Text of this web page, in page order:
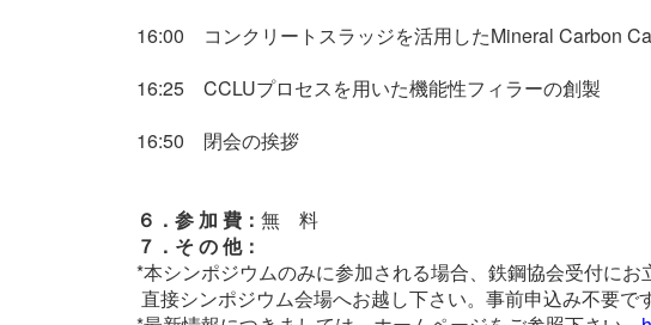
16:00 コンクリートスラッジを活用したMineral Carbon
16:25 CCLUプロセスを用いた機能性フィラーの創製
16:50 閉会の挨拶
６．参 加 費： 無 料
７．そ の 他：
*本シンポジウムのみに参加される場合、鉄鋼協会受付にお
直接シンポジウム会場へお越し下さい。事前申込み不要です